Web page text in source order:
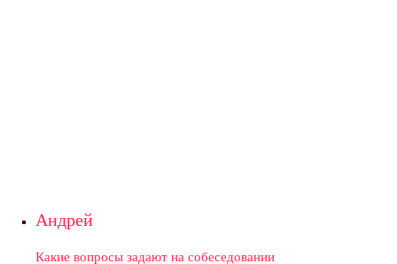
Андрей
Какие вопросы задают на собеседовании